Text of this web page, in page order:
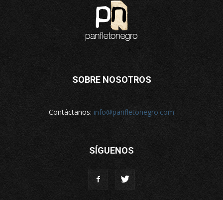
SOBRE NOSOTROS
Contáctanos: info@panfletonegro.com
SÍGUENOS